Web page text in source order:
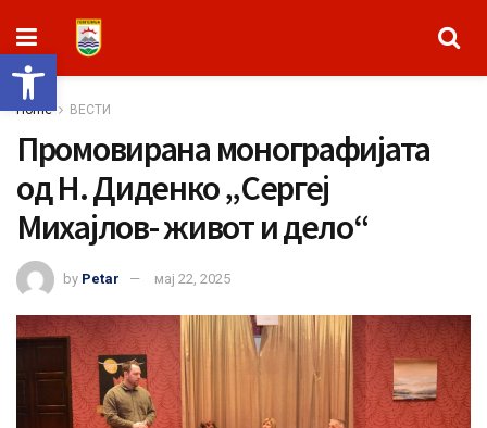
Open toolbar
Home ВЕСТИ
Промовирана монографијата
од Н. Диденко „Сергеј
Михајлов- живот и дело“
by Petar мај 22, 2025